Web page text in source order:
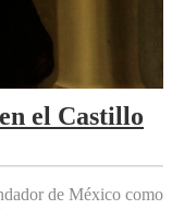
el Castillo
de México como